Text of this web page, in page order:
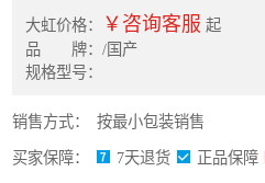
大虹价格： ￥咨询客服 起
品 牌：/国产
规格型号：
销售方式： 按最小包装销售
买家保障： 7天退货 正品保障